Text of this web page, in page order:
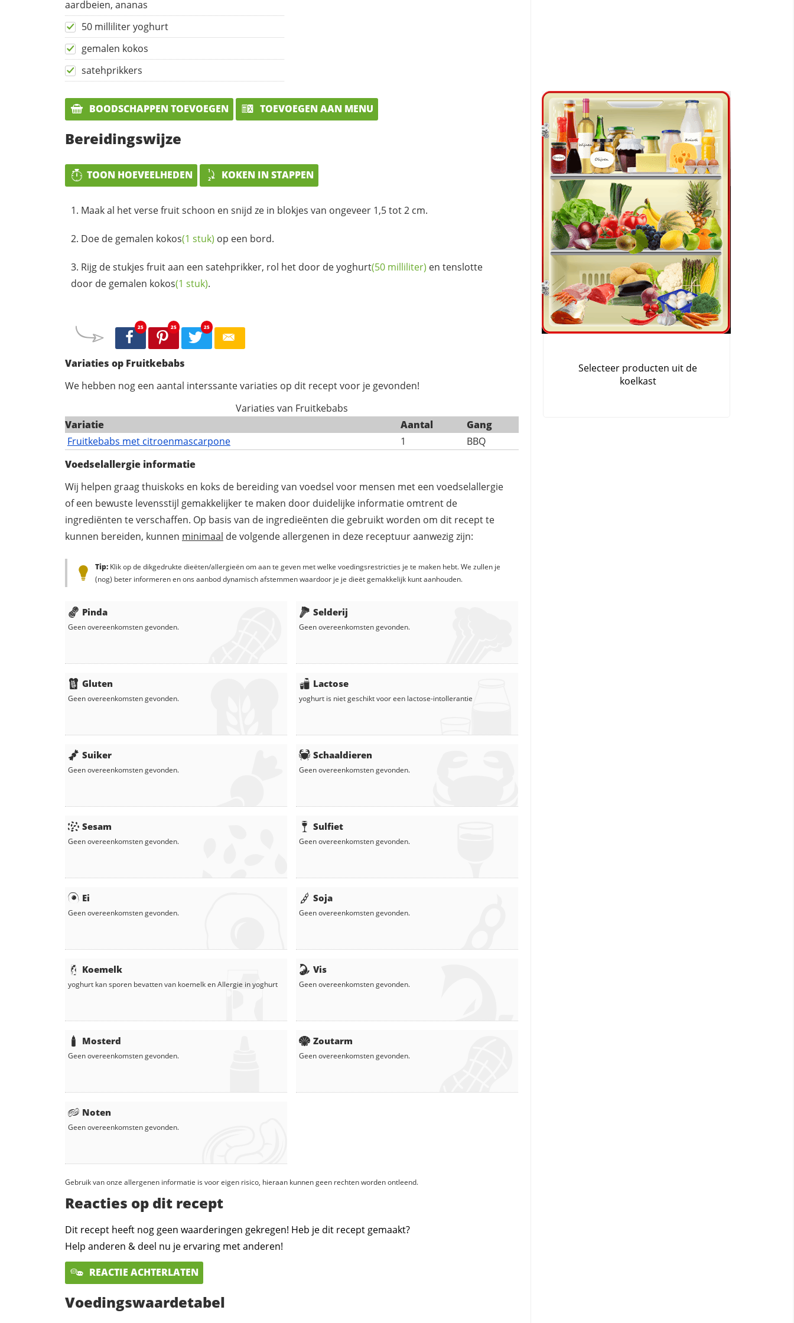
aardbeien, ananas
50 milliliter yoghurt
gemalen kokos
satehprikkers
BOODSCHAPPEN TOEVOEGEN TOEVOEGEN AAN MENU
Bereidingswijze
TOON HOEVEELHEDEN KOKEN IN STAPPEN
Maak al het verse fruit schoon en snijd ze in blokjes van ongeveer 1,5 tot 2 cm.
Doe de gemalen kokos(1 stuk) op een bord.
Rijg de stukjes fruit aan een satehprikker, rol het door deyoghurt(50 milliliter) en tenslotte
door de gemalen kokos(1 stuk).
25 25 25
Variaties op Fruitkebabs
We hebben nog een aantal interssante variaties op dit recept voor je gevonden!
Variaties van Fruitkebabs
Variatie
Aantal
Gang
Fruitkebabs met citroenmascarpone
1
BBQ
Voedselallergie informatie
Wij helpen graag thuiskoks en koks de bereiding van voedsel voor mensen met een voedselallergie
of een bewuste levensstijl gemakkelijker te maken door duidelijke informatie omtrent de
ingrediënten te verschaffen. Op basis van de ingredieënten die gebruikt worden om dit recept te
kunnen bereiden, kunnen minimaal de volgende allergenen in deze receptuur aanwezig zijn:
Tip: Klik op de dikgedrukte dieëten/allergieën om aan te geven met welke voedingsrestricties je te maken hebt. We zullen je
(nog) beter informeren en ons aanbod dynamisch afstemmen waardoor je je dieët gemakkelijk kunt aanhouden.
Pinda
Geen overeenkomsten gevonden.
Gluten
Geen overeenkomsten gevonden.
Suiker
Geen overeenkomsten gevonden.
Sesam
Geen overeenkomsten gevonden.
Ei
Geen overeenkomsten gevonden.
Koemelk
yoghurt kan sporen bevatten van koemelk enAllergie inyoghurt
Mosterd
Geen overeenkomsten gevonden.
Noten
Geen overeenkomsten gevonden.
Selderij
Geen overeenkomsten gevonden.
Lactose
yoghurt is niet geschikt voor een lactose-intollerantie
Schaaldieren
Geen overeenkomsten gevonden.
Sulfiet
Geen overeenkomsten gevonden.
Soja
Geen overeenkomsten gevonden.
Vis
Geen overeenkomsten gevonden.
Zoutarm
Geen overeenkomsten gevonden.
Gebruik van onze allergenen informatie is voor eigen risico, hieraan kunnen geen rechten worden ontleend.
Reacties op dit recept
Dit recept heeft nog geen waarderingen gekregen! Heb je dit recept gemaakt?
Help anderen & deel nu je ervaring met anderen!
REACTIE ACHTERLATEN
Voedingswaardetabel